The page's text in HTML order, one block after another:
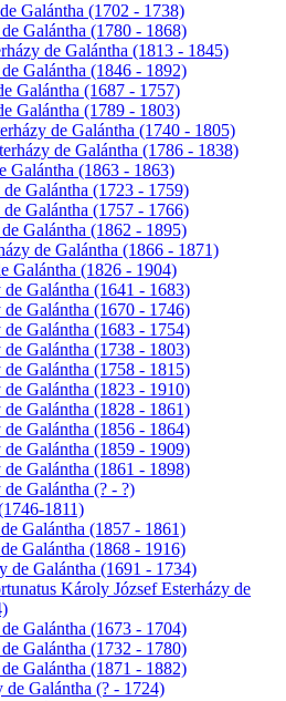
Galántha (1702 - 1738)
Galántha (1780 - 1868)
de Galántha (1813 - 1845)
Galántha (1846 - 1892)
Galántha (1687 - 1757)
Galántha (1789 - 1803)
de Galántha (1740 - 1805)
de Galántha (1786 - 1838)
Galántha (1863 - 1863)
Galántha (1723 - 1759)
Galántha (1757 - 1766)
Galántha (1862 - 1895)
de Galántha (1866 - 1871)
Galántha (1826 - 1904)
Galántha (1641 - 1683)
Galántha (1670 - 1746)
Galántha (1683 - 1754)
Galántha (1738 - 1803)
Galántha (1758 - 1815)
Galántha (1823 - 1910)
Galántha (1828 - 1861)
Galántha (1856 - 1864)
Galántha (1859 - 1909)
Galántha (1861 - 1898)
Galántha (? - ?)
1811)
Galántha (1857 - 1861)
Galántha (1868 - 1916)
de Galántha (1691 - 1734)
Károly József Esterházy de
Galántha (1673 - 1704)
Galántha (1732 - 1780)
Galántha (1871 - 1882)
de Galántha (? - 1724)